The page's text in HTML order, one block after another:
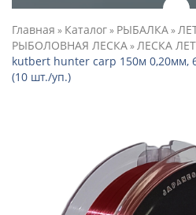
Главная » Каталог» РЫБАЛКА»
РЫБОЛОВНАЯ ЛЕСКА»ЛЕСКА
kutbert hunter carp 150м 0,20мм,
(10 шт./уп.)